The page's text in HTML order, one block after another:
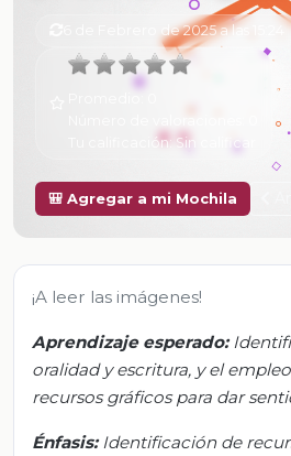
6 de Febrero de 2025 a las 15:24
Tu calificación: Sin calificar
🎒 Agregar a mi Mochila
¡A leer las imágenes!
Aprendizaje esperado:
oralidad y escritura, y el
recursos gráficos para dar
Énfasis:Identificación de